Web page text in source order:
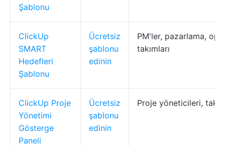
Şablonu
ClickUp
SMART
Hedefleri
Şablonu
Ücretsiz
şablonu
edinin
PM'ler, pazarlama,
takımları
ClickUp Proje
Yönetimi
Gösterge
Paneli
Ücretsiz
şablonu
edinin
Proje yöneticileri,